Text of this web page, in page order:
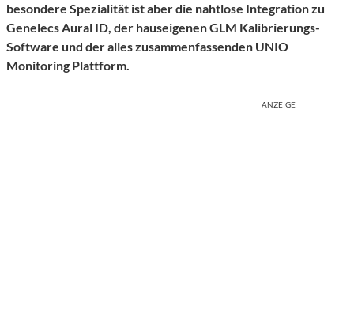
besondere Spezialität ist aber die nahtlose Integration zu
Genelecs Aural ID, der hauseigenen GLM Kalibrierungs-
Software und der alles zusammenfassenden UNIO
Monitoring Plattform.
ANZEIGE